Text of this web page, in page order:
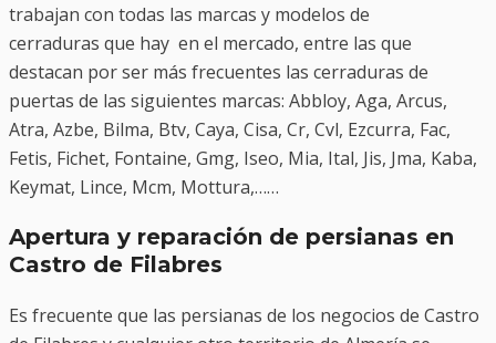
trabajan con todas las marcas y modelos de
cerraduras que hay en el mercado, entre las que
destacan por ser más frecuentes las cerraduras de
puertas de las siguientes marcas: Abbloy, Aga, Arcus,
Atra, Azbe, Bilma, Btv, Caya, Cisa, Cr, Cvl, Ezcurra, Fac,
Fetis, Fichet, Fontaine, Gmg, Iseo, Mia, Ital, Jis, Jma, Kaba,
Keymat, Lince, Mcm, Mottura,……
Apertura y reparación de persianas en
Castro de Filabres
Es frecuente que las persianas de los negocios de Castro